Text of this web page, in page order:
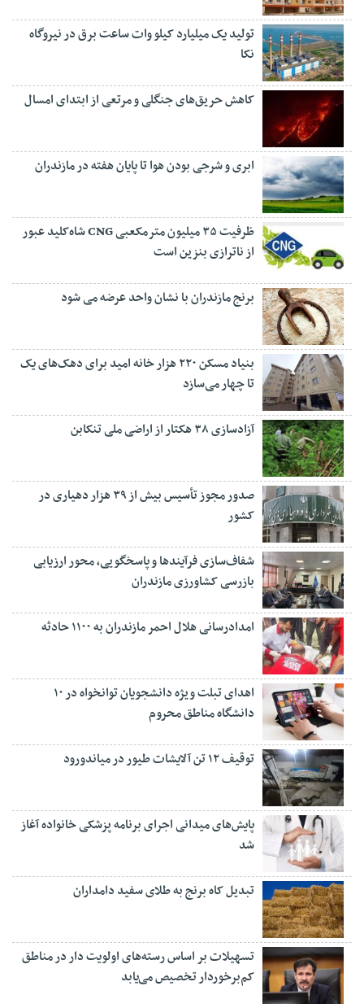
تولید یک میلیارد کیلو وات ساعت برق در نیروگاه
نکا
کاهش حریق‌های جنگلی و مرتعی از ابتدای امسال
ابری و شرجی بودن هوا تا پایان هفته در مازندران
ظرفیت ۳۵ میلیون مترمکعبی CNG شاه‌کلید عبور
از ناترازی بنزین است
برنج مازندران با نشان واحد عرضه می شود
بنیاد مسکن ۲۲۰ هزار خانه امید برای دهک‌های یک
تا چهار می‌سازد
آزادسازی ۳۸ هکتار از اراضی ملی تنکابن
صدور مجوز تأسیس بیش از ۳۹ هزار دهیاری در
کشور
شفاف‌سازی فرآیند‌ها و پاسخگویی، محور ارزیابی
بازرسی کشاورزی مازندران
امدادرسانی هلال احمر مازندران به ۱۱۰۰ حادثه
اهدای تبلت ویژه دانشجویان توانخواه در ۱۰
دانشگاه مناطق محروم
توقیف ۱۲ تن آلایشات طیور در میاندورود
پایش‌های میدانی اجرای برنامه پزشکی خانواده آغاز
شد
تبدیل کاه برنج به طلای سفید دامداران
تسهیلات بر اساس رسته‌های اولویت دار در مناطق
کم‌برخوردار تخصیص می‌یابد